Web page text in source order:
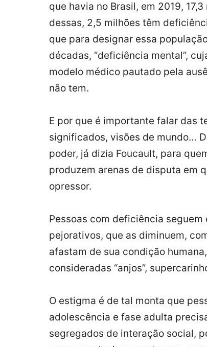
que havia no Brasil, em 2019,
dessas, 2,5 milhões têm
que para designar essa
décadas, “deficiência mental”,
modelo médico pautado pela
não tem.
E por que é importante falar das
significados, visões de mundo…
poder, já dizia Foucault, para
produzem arenas de disputa em
opressor.
Pessoas com deficiência
pejorativos, que as diminuem,
afastam de sua condição
consideradas “anjos”,
O estigma é de tal monta que
adolescência e fase adulta
segregados de interação social,